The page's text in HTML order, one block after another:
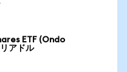
ETF (Ondo
アドル